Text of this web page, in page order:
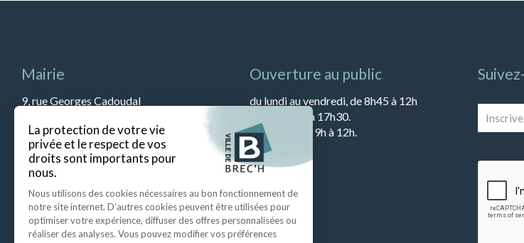
Mairie
9, rue Georges Cadoudal
Tél : 02 97 57 79 90
Fax : 02 97 57 52 67
Ouverture au public
du lundi au vendredi, de 8h45 à 12h
et de 13h45 à 17h30.
Le samedi de 9h à 12h.
vous
newsletter